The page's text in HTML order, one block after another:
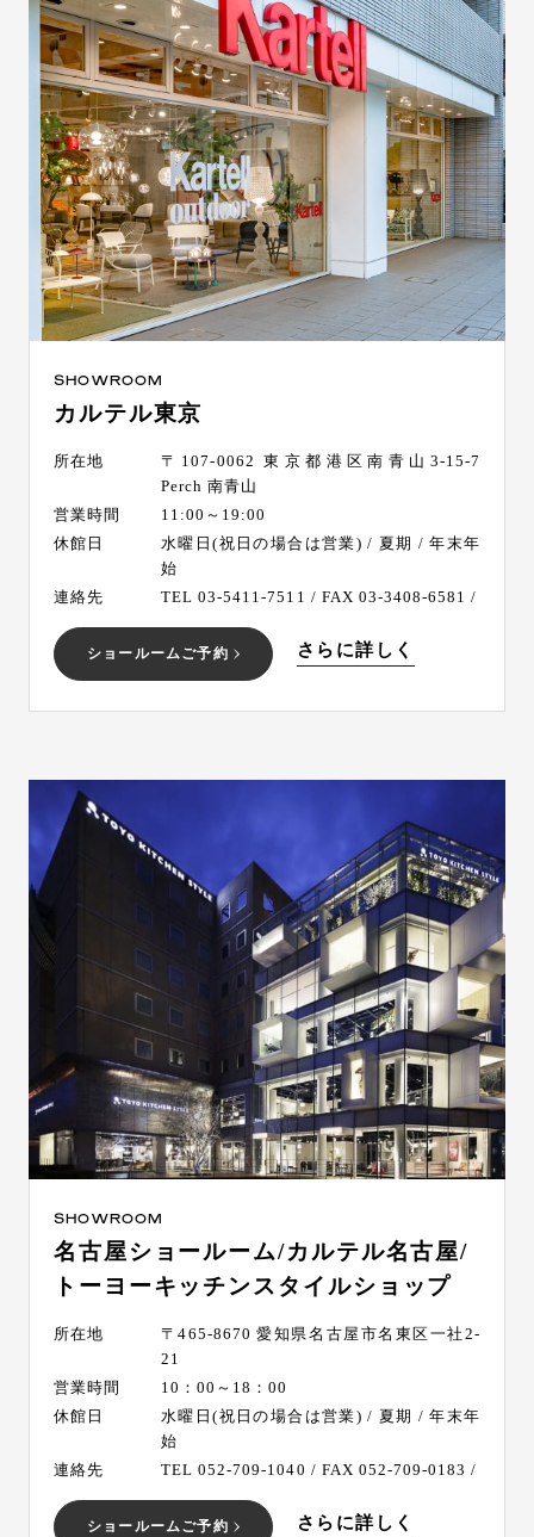
SHOWROOM
カルテル東京
所在地
〒107-0062 東京都港区南青山3-15-7
Perch 南青山
営業時間
11:00～19:00
休館日
水曜日(祝日の場合は営業) / 夏期 / 年末年
始
連絡先
TEL 03-5411-7511 / FAX 03-3408-6581 /
ショールームご予約 さらに詳しく
SHOWROOM
名古屋ショールーム/カルテル名古屋/
トーヨーキッチンスタイルショップ
所在地
〒465-8670 愛知県名古屋市名東区一社2-
21
営業時間
10：00～18：00
休館日
水曜日(祝日の場合は営業) / 夏期 / 年末年
始
連絡先
TEL 052-709-1040 / FAX 052-709-0183 /
ショールームご予約 さらに詳しく